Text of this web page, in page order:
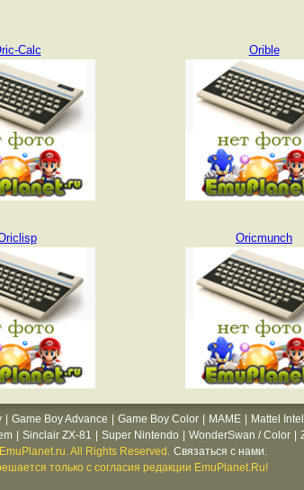
Calc Orible
Oricmunch
Game Boy Advance Game Boy Color MAME Mattel
Sinclair ZX-81 Super Nintendo WonderSwan / Color
All Rights Reserved. Связаться с нами.
только с согласия редакции EmuPlanet.Ru!